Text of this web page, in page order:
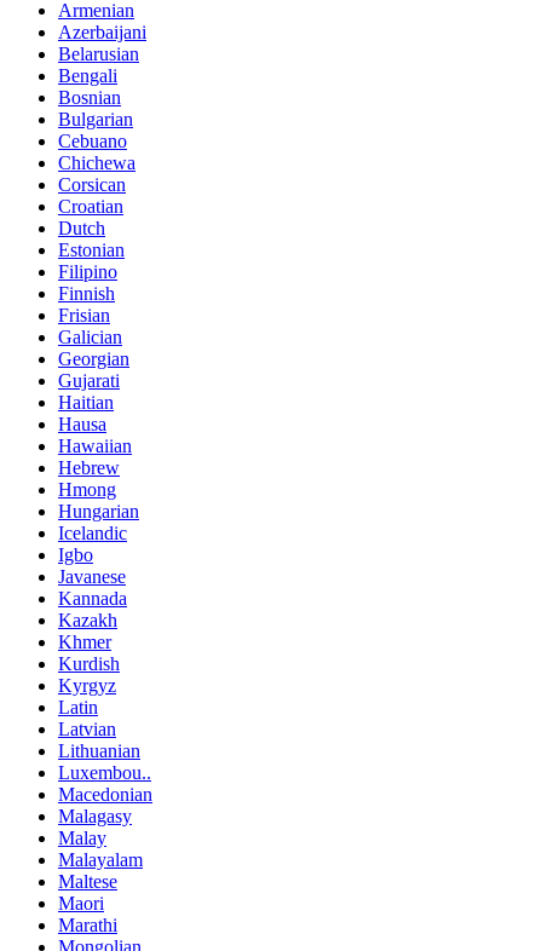
Armenian
Azerbaijani
Belarusian
Bengali
Bosnian
Bulgarian
Cebuano
Chichewa
Corsican
Croatian
Dutch
Estonian
Filipino
Finnish
Frisian
Galician
Georgian
Gujarati
Haitian
Hausa
Hawaiian
Hebrew
Hmong
Hungarian
Icelandic
Igbo
Javanese
Kannada
Kazakh
Khmer
Kurdish
Kyrgyz
Latin
Latvian
Lithuanian
Luxembou..
Macedonian
Malagasy
Malay
Malayalam
Maltese
Maori
Marathi
Mongolian